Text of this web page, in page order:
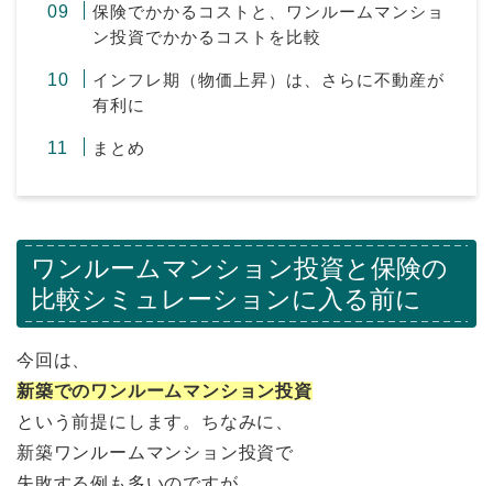
保険でかかるコストと、ワンルームマンショ
ン投資でかかるコストを比較
インフレ期（物価上昇）は、さらに不動産が
有利に
まとめ
ワンルームマンション投資と保険の
比較シミュレーションに入る前に
今回は、
新築でのワンルームマンション投資
という前提にします。ちなみに、
新築ワンルームマンション投資で